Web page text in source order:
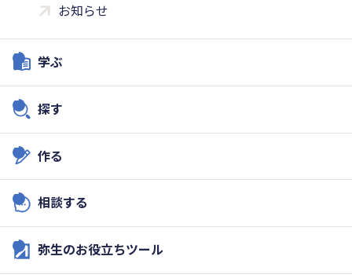
お知らせ
学ぶ
探す
作る
相談する
弥生のお役立ちツール